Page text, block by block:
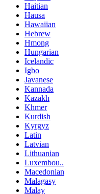
Haitian
Hausa
Hawaiian
Hebrew
Hmong
Hungarian
Icelandic
Igbo
Javanese
Kannada
Kazakh
Khmer
Kurdish
Kyrgyz
Latin
Latvian
Lithuanian
Luxembou..
Macedonian
Malagasy
Malay